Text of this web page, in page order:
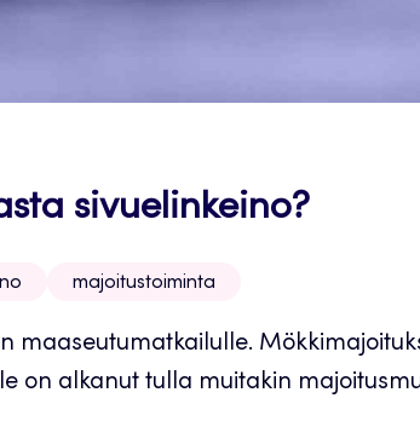
sivuelinkeino?
majoitustoiminta
maaseutumatkailulle.
on alkanut tulla muitakin